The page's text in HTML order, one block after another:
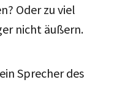
Oder zu viel
nicht äußern.
Sprecher des